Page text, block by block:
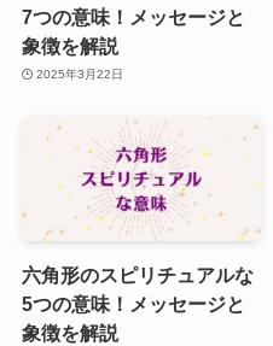
7つの意味！メッセージと
象徴を解説
2025年3月22日
六角形のスピリチュアルな
5つの意味！メッセージと
象徴を解説